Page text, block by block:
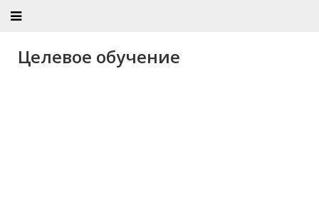
Целевое обучение